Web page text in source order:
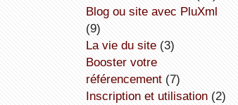
Blog ou site avec PluXml
(9)
la vie du site(3)
booster votre
référencement(7)
inscription et utilisation(2)